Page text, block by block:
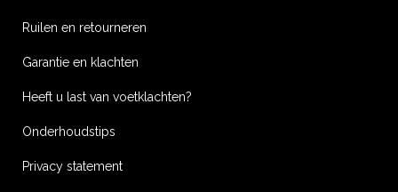
Ruilen en retourneren
Garantie en klachten
Heeft u last van voetklachten?
Onderhoudstips
Privacy statement